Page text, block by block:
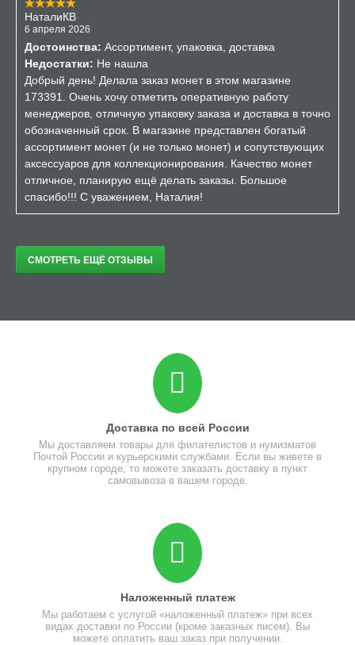
НаталиКВ
6 апреля 2026
Достоинства: Ассортимент, упаковка, доставка
Недостатки: Не нашла
Добрый день! Делала заказ монет в этом магазине
173391. Очень хочу отметить оперативную работу
менеджеров, отличную упаковку заказа и доставка в точно
обозначенный срок. В магазине представлен богатый
ассортимент монет (и не только монет) и сопутствующих
аксессуаров для коллекционирования. Качество монет
отличное, планирую ещё делать заказы. Большое
спасибо!!! С уважением, Наталия!
СМОТРЕТЬ ЕЩЁ ОТЗЫВЫ
Доставка по всей России
Мы доставляем товары для филателистов и нумизматов
Почтой России и курьерскими службами. Если вы живете в
крупном городе, то можете заказать доставку в пункт
самовывоза в вашем городе.
Наложенный платеж
Мы работаем с услугой «наложенный платеж» при всех
видах доставки по России (кроме заказных писем). Вы
можете оплатить ваш заказ при получении.